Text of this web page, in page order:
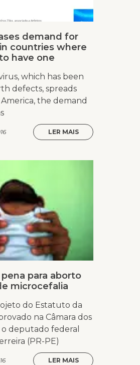
demand for
countries where
have one
which has been
defects, spreads
the demand
LER MAIS
pena para aborto
microcefalia
do Estatuto da
na Câmara dos
deputado federal
(PR-PE)
LER MAIS